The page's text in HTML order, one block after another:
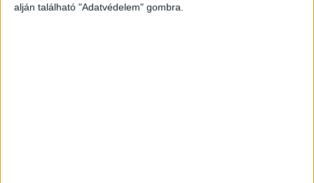
alján található "Adatvédelem" gombra.